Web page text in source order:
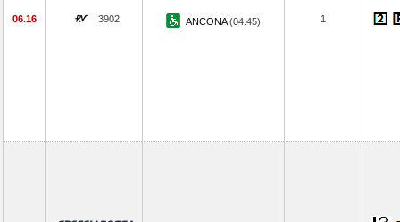
06.16 3902 ANCONA(04.45) 1